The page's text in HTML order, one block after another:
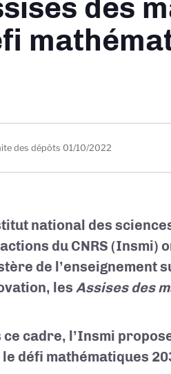
des
des dépôts 01/10/2022
national des
du CNRS (Insmi)
de l’enseignement
les Assises des
ce cadre, l’Insmi
le défi mathématiques